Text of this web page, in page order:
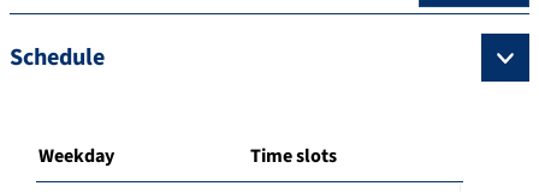
Schedule
Weekday Time slots